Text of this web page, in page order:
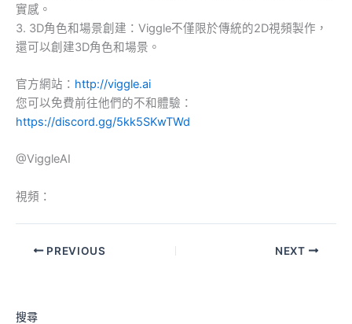
實感。
3. 3D角色和場景創建：Viggle不僅限於傳統的2D視頻製作，
還可以創建3D角色和場景。
官方網站： http://viggle.ai
您可以免費前往他們的不和體驗：
https://discord.gg/5kk5SKwTWd
@ViggleAI
視頻：
PREVIOUS NEXT
搜尋